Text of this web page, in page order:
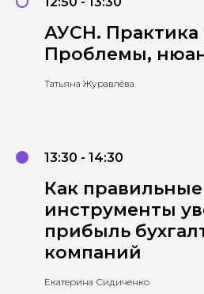
АУСН.
Проблемы,
Татьяна Журавлёва
13:30 - 14:30
Как правильные
инструменты
прибыль
компаний
Екатерина Сидиченко